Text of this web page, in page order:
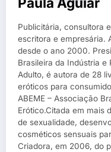
Publicitária, consultora
escritora e empresária.
desde o ano 2000.
Brasileira da Indústria e
Adulto, é autora de 28
eróticos para
ABEME – Associação
Erótico.Citada em mais
de sexualidade,
cosméticos sensuais
Criadora, em 2006, do